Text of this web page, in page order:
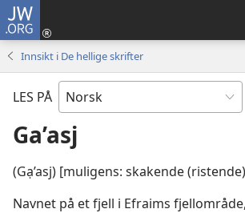
JW.ORG
Innsikt i De hellige skrifter
LES PÅ
Ga’asj
(Gạ’asj) [muligens: skakende
Navnet på et fjell i Efraims